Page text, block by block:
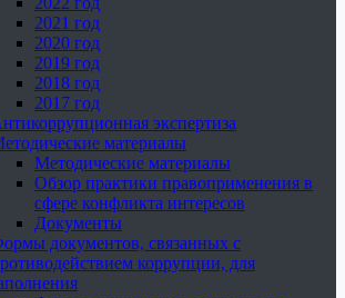
2021 год
2020 год
2019 год
2018 год
2017 год
экспертиза
материалы
Методические материалы
Обзор практики правоприменения в
сфере конфликта интересов
Документы
документов, связанных с
коррупции, для